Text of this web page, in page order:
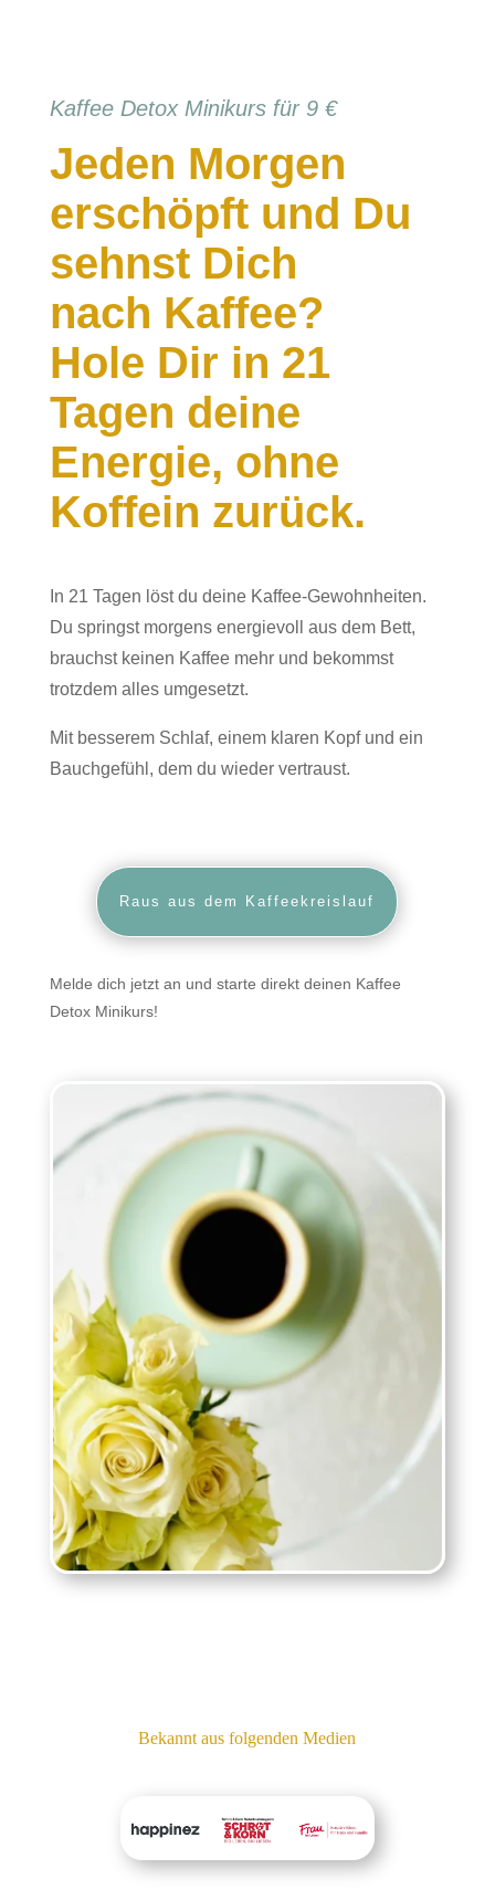
Kaffee Detox Minikurs für 9 €
Jeden Morgen
erschöpft und Du
sehnst Dich
nach Kaffee?
Hole Dir in 21
Tagen deine
Energie, ohne
Koffein zurück.
In 21 Tagen löst du deine Kaffee-Gewohnheiten.
Du springst morgens energievoll aus dem Bett,
brauchst keinen Kaffee mehr und bekommst
trotzdem alles umgesetzt.
Mit besserem Schlaf, einem klaren Kopf und ein
Bauchgefühl, dem du wieder vertraust.
Raus aus dem Kaffeekreislauf
Melde dich jetzt an und starte direkt deinen Kaffee
Detox Minikurs!
Bekannt aus folgenden Medien